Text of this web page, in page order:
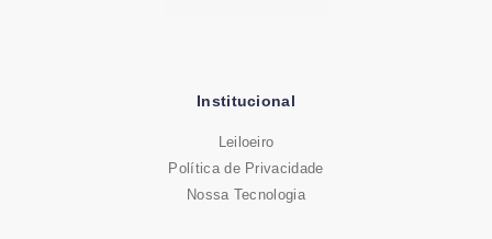
Institucional
Leiloeiro
Política de Privacidade
Nossa Tecnologia